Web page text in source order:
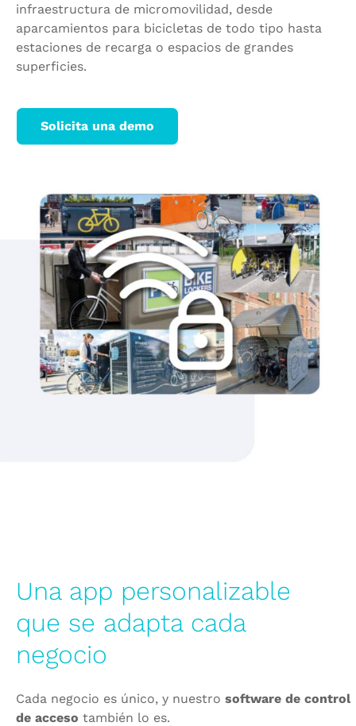
infraestructura de micromovilidad, desde
aparcamientos para bicicletas de todo tipo hasta
estaciones de recarga o espacios de grandes
superficies.
Solicita una demo
Una app personalizable
que se adapta cada
negocio
Cada negocio es único, y nuestro software de control
de acceso también lo es.